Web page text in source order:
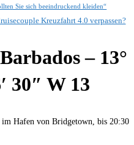
Sie sich beeindruckend kleiden“
Kreuzfahrt 4.0 verpassen?
– 13°
30″ W 13
im Hafen von Bridgetown, bis 20:30